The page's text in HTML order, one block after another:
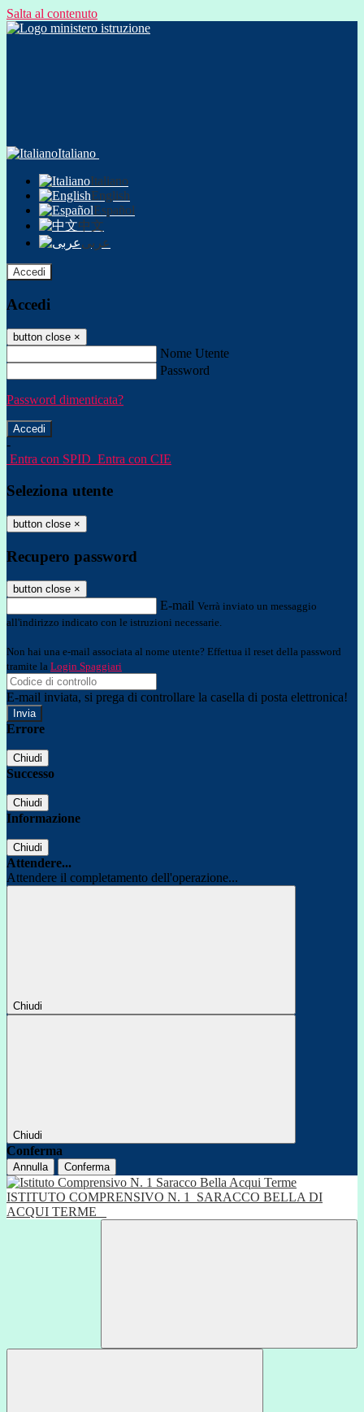
Salta al contenuto
Italiano
Italiano
English
Español
中文
عربى
Accedi
Accedi
button close ×
Nome Utente
Password
Password dimenticata?
-
Entra con SPID Entra con CIE
Seleziona utente
button close ×
Recupero password
button close ×
E-mail Verrà inviato un messaggio
all'indirizzo indicato con le istruzioni necessarie.
Non hai una e-mail associata al nome utente? Effettua il reset della password
tramite la Login Spaggiari
E-mail inviata, si prega di controllare la casella di posta elettronica!
Errore
Chiudi
Successo
Chiudi
Informazione
Chiudi
Attendere...
Attendere il completamento dell'operazione...
Chiudi
Chiudi
Conferma
Annulla Conferma
ISTITUTO COMPRENSIVO N. 1
SARACCO BELLA DI
ACQUI TERME